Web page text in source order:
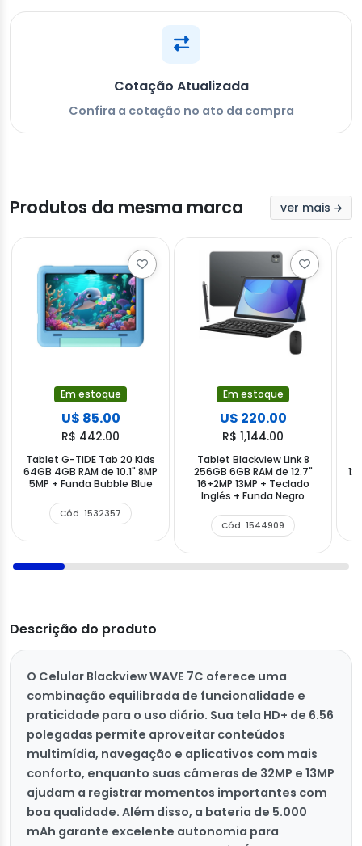
Cotação Atualizada
Confira a cotação no ato da compra
Produtos da mesma marca ver mais
Em estoque
U$ 85.00
R$ 442.00
Tablet G-TiDE Tab 20 Kids
64GB 4GB RAM de 10.1" 8MP
5MP + Funda Bubble Blue
Cód. 1532357
Em estoque
U$ 220.00
R$ 1,144.00
Tablet Blackview Link 8
256GB 6GB RAM de 12.7"
16+2MP 13MP + Teclado
Inglés + Funda Negro
Cód. 1544909
Descrição do produto
O Celular Blackview WAVE 7C oferece uma
combinação equilibrada de funcionalidade e
praticidade para o uso diário. Sua tela HD+ de 6.56
polegadas permite aproveitar conteúdos
multimídia, navegação e aplicativos com mais
conforto, enquanto suas câmeras de 32MP e 13MP
ajudam a registrar momentos importantes com
boa qualidade. Além disso, a bateria de 5.000
mAh garante excelente autonomia para